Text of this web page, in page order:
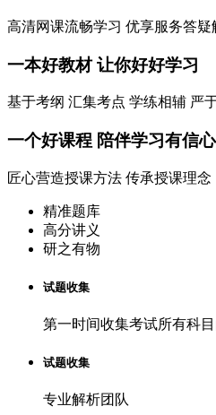
高清网课流畅学习 优享服务答疑
一本好教材让你好好学习
基于考纲 汇集考点 学练相辅 严
一个好课程 陪伴学习有信心
匠心营造授课方法 传承授课理念
精准题库
高分讲义
研之有物
试题收集
第一时间收集考试所有科
试题收集
专业解析团队